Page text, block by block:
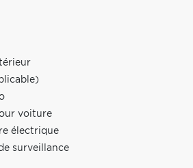
voiture
électrique
surveillance